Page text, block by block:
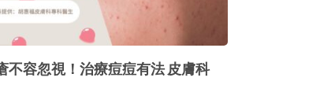
不容忽視！治療痘痘有法 皮膚科